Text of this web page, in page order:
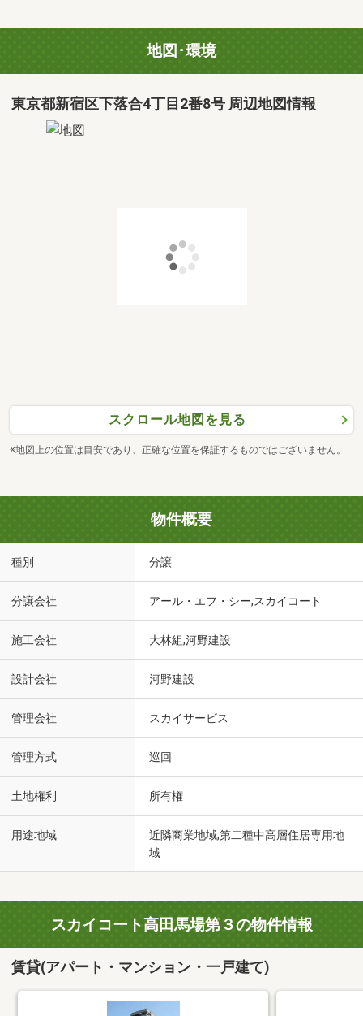
地図･環境
東京都新宿区下落合4丁目2番8号 周辺地図情報
スクロール地図を見る
※地図上の位置は目安であり、正確な位置を保証するものではございません。
物件概要
種別 分譲
分譲会社 アール・エフ・シー,スカイコート
施工会社 大林組,河野建設
設計会社 河野建設
管理会社 スカイサービス
管理方式 巡回
土地権利 所有権
用途地域
近隣商業地域,第二種中高層住居専用地
域
スカイコート高田馬場第３の物件情報
賃貸(アパート・マンション・一戸建て)